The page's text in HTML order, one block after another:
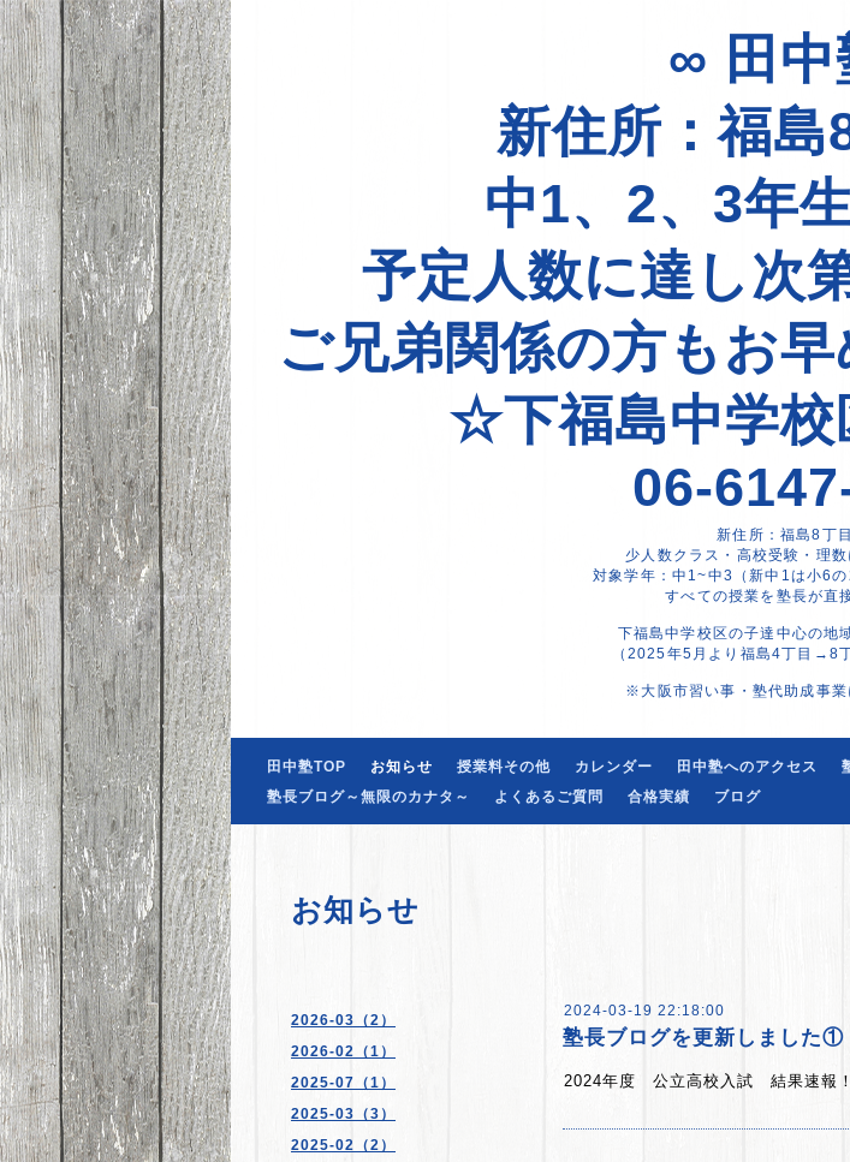
∞ 田
新住所：福島
中1、2、3年
予定人数に達し次
ご兄弟関係の方もお早
☆下福島中学
06-
新住所：福島8丁
少人数クラス・高校受験・理数
対象学年：中1~中3（新中1は小6
すべての授業を塾長が直
下福島中学校区の子達中心の地
（2025年5月より福島4丁目→8
※大阪市習い事・塾代助成事業
田中塾TOP お知らせ 授業料その他 カレンダー 田中塾へのアクセス
塾長ブログ～無限のカナタ～
よくあるご質問 合格実績 ブログ
2026-03（2）
2026-02（1）
2025-07（1）
2025-03（3）
2025-02（2）
お知らせ
2024-03-19 22:18:00
塾長ブログを更新しました①
2024年度 公立高校入試 結果速報！